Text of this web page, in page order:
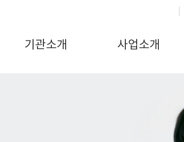
기관소개 사업소개